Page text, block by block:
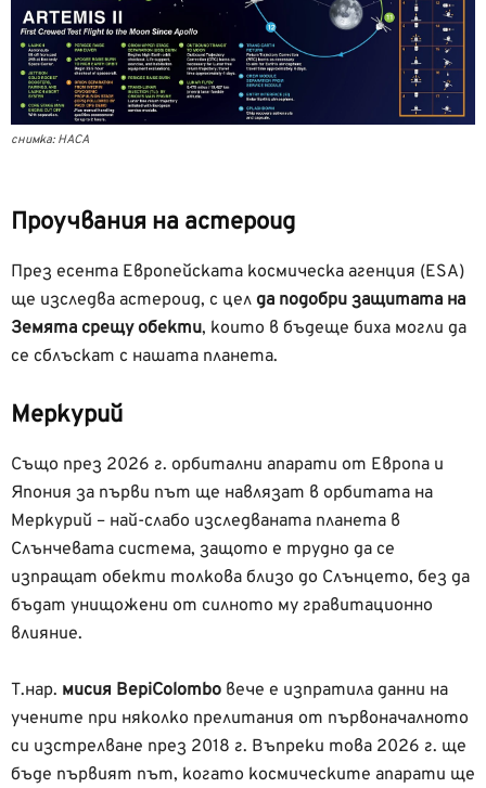
снимка: НАСА
Проучвания на астероид
През есента Европейската космическа агенция (ESA)
ще изследва астероид, с цел да подобри защитата на
Земята срещу обекти, които в бъдеще биха могли да
се сблъскат с нашата планета.
Меркурий
Също през 2026 г. орбитални апарати от Европа и
Япония за първи път ще навлязат в орбитата на
Меркурий – най-слабо изследваната планета в
Слънчевата система, защото е трудно да се
изпращат обекти толкова близо до Слънцето, без да
бъдат унищожени от силното му гравитационно
влияние.
Т.нар. мисия BepiColombo вече е изпратила данни на
учените при няколко прелитания от първоначалното
си изстрелване през 2018 г. Въпреки това 2026 г. ще
бъде първият път, когато космическите апарати ще